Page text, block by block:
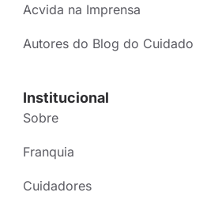
Acvida na Imprensa
Autores do Blog do Cuidado
Institucional
Sobre
Franquia
Cuidadores